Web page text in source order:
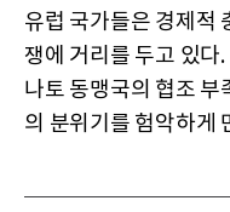
유럽 국가들은 경제적
쟁에 거리를 두고 있다
나토 동맹국의 협조 부
의 분위기를 험악하게